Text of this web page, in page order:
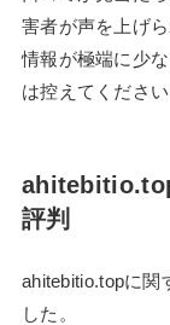
害者が声を上げ
情報が極端に少
は控えてください
評判
ahitebitio.topに関
した。